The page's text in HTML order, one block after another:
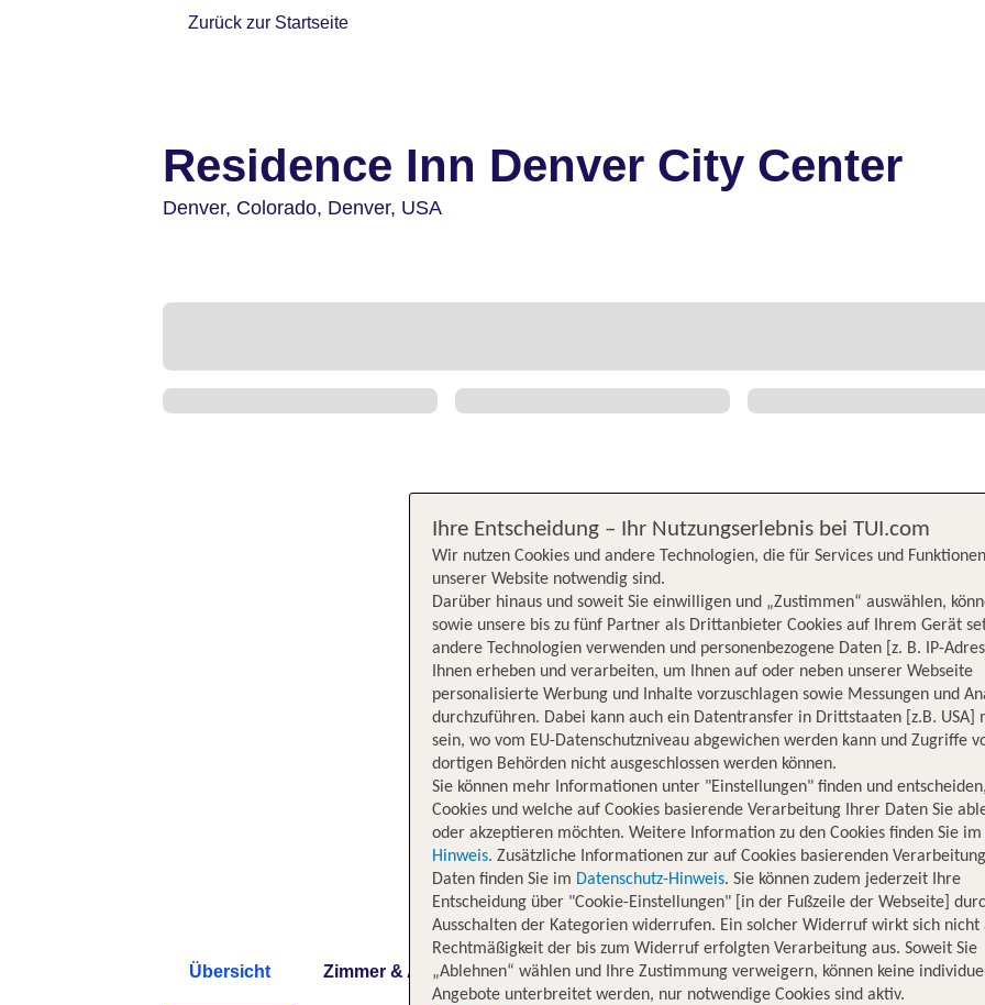
Zurück zur Startseite
Residence Inn Denver City Center
Denver, Colorado, Denver, USA
Übersicht Zimmer & Angebote Hotelinformationen Lage Bewertungen
Ihre Entscheidung – Ihr Nutzungserlebnis bei TUI.com
Wir nutzen Cookies und andere Technologien, die für Services und
unserer Website notwendig sind.
Darüber hinaus und soweit Sie einwilligen und „Zustimmen“ auswählen,
sowie unsere bis zu fünf Partner als Drittanbieter Cookies auf Ihrem Gerät
andere Technologien verwenden und personenbezogene Daten [z. B. IP-
Ihnen erheben und verarbeiten, um Ihnen auf oder neben unserer Webseite
personalisierte Werbung und Inhalte vorzuschlagen sowie Messungen und
durchzuführen. Dabei kann auch ein Datentransfer in Drittstaaten [z.B. USA]
sein, wo vom EU-Datenschutzniveau abgewichen werden kann und Zugriffe
dortigen Behörden nicht ausgeschlossen werden können.
Sie können mehr Informationen unter "Einstellungen" finden und
Cookies und welche auf Cookies basierende Verarbeitung Ihrer Daten Sie
oder akzeptieren möchten. Weitere Information zu den Cookies finden Sie im
Hinweis. Zusätzliche Informationen zur auf Cookies basierenden
Daten finden Sie im Datenschutz-Hinweis. Sie können zudem jederzeit Ihre
Entscheidung über "Cookie-Einstellungen" [in der Fußzeile der Webseite]
Ausschalten der Kategorien widerrufen. Ein solcher Widerruf wirkt sich nicht
Rechtmäßigkeit der bis zum Widerruf erfolgten Verarbeitung aus. Soweit Sie
„Ablehnen“ wählen und Ihre Zustimmung verweigern, können keine
Angebote unterbreitet werden, nur notwendige Cookies sind aktiv.